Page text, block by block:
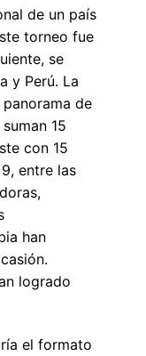
de un país
torneo fue
se
y Perú. La
de
15
con 15
entre las
han
logrado
el formato